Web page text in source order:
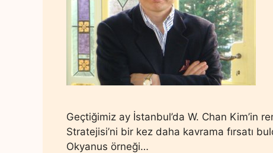
Geçtiğimiz ay İstanbul’da W. Chan Kim’in
Stratejisi’ni bir kez daha kavrama fırsatı
Okyanus örneği…